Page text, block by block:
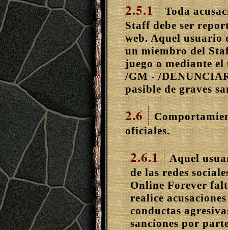
2.5.1
Toda
Staff debe ser
web. Aquel usuario
un miembro del
juego o mediante el
/GM - /
pasible de graves
2.6
oficiales.
2.6.1
Aquel
de las redes
Online Forever
realice
conductas
sanciones por